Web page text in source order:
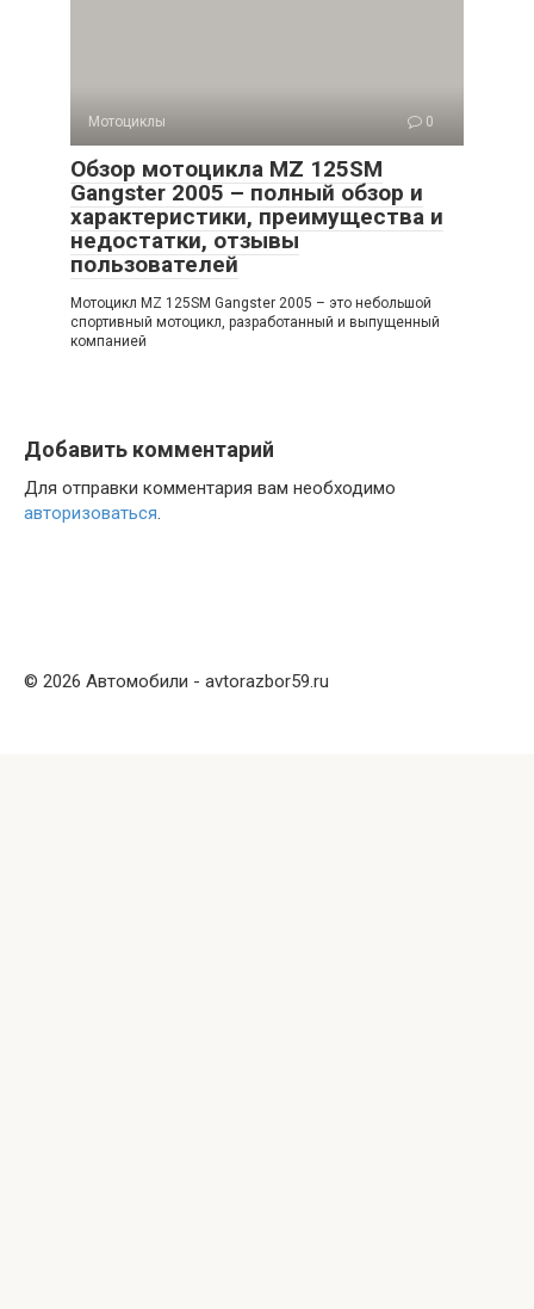
Мотоциклы 0
Обзор мотоцикла MZ 125SM
Gangster 2005 – полный обзор и
характеристики, преимущества и
недостатки, отзывы
пользователей
Мотоцикл MZ 125SM Gangster 2005 – это небольшой
спортивный мотоцикл, разработанный и выпущенный
компанией
Добавить комментарий
Для отправки комментария вам необходимо
авторизоваться.
© 2026 Автомобили - avtorazbor59.ru